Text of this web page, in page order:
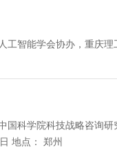
科学院科技战略咨询
技术预见专业委员会共同主办。 时间： 2022年9月22-23日 地点： 郑州